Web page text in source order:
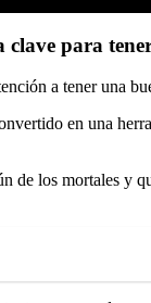
clave para
a tener una
en una
los mortales y